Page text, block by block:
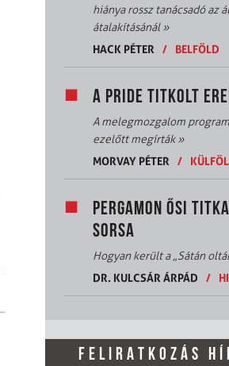
hiánya rossz tanácsadó az
átalakításánál»
HACK PÉTER
/ BELFÖLD
A PRIDE TITKOLT
A melegmozgalom
ezelőtt megírták»
MORVAY PÉTER
/
PERGAMON ŐSI
SORSA
Hogyan került a „Sátán
DR. KULCSÁR ÁRPÁD
/
FELIRATKOZÁS